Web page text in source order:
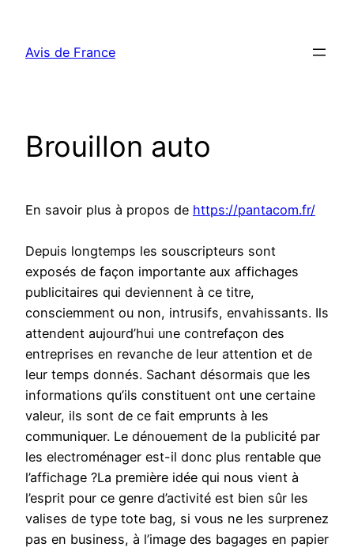
contenu
Avis de France
Brouillon auto
En savoir plus à propos de https://pantacom.fr/
Depuis longtemps les souscripteurs sont
exposés de façon importante aux affichages
publicitaires qui deviennent à ce titre,
consciemment ou non, intrusifs, envahissants. Ils
attendent aujourd’hui une contrefaçon des
entreprises en revanche de leur attention et de
leur temps donnés. Sachant désormais que les
informations qu’ils constituent ont une certaine
valeur, ils sont de ce fait emprunts à les
communiquer. Le dénouement de la publicité par
les electroménager est-il donc plus rentable que
l’affichage ?La première idée qui nous vient à
l’esprit pour ce genre d’activité est bien sûr les
valises de type tote bag, si vous ne les surprenez
pas en business, à l’image des bagages en papier